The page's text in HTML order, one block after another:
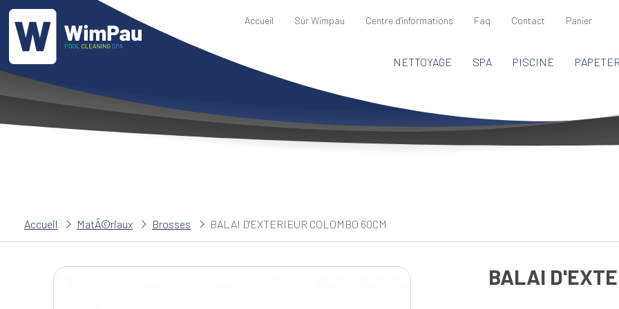
Accueil Sur Wimpau Centre d'informations Faq Contact Panier
NETTOYAGE SPA PISCINE
Accueil MatÃ©riaux Brosses BALAI D'EXTERIEUR COLOMBO 60CM
BALAI